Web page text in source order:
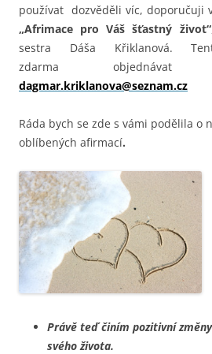
používat dozvěděli víc, doporučuji
„Afrimace pro Váš šťastný život“
sestra Dáša Křiklanová.
zdarma
dagmar.kriklanova@seznam.cz
Ráda bych se zde s vámi podělila o
oblíbených afirmací.
Právě teď činím pozitivní
svého života.